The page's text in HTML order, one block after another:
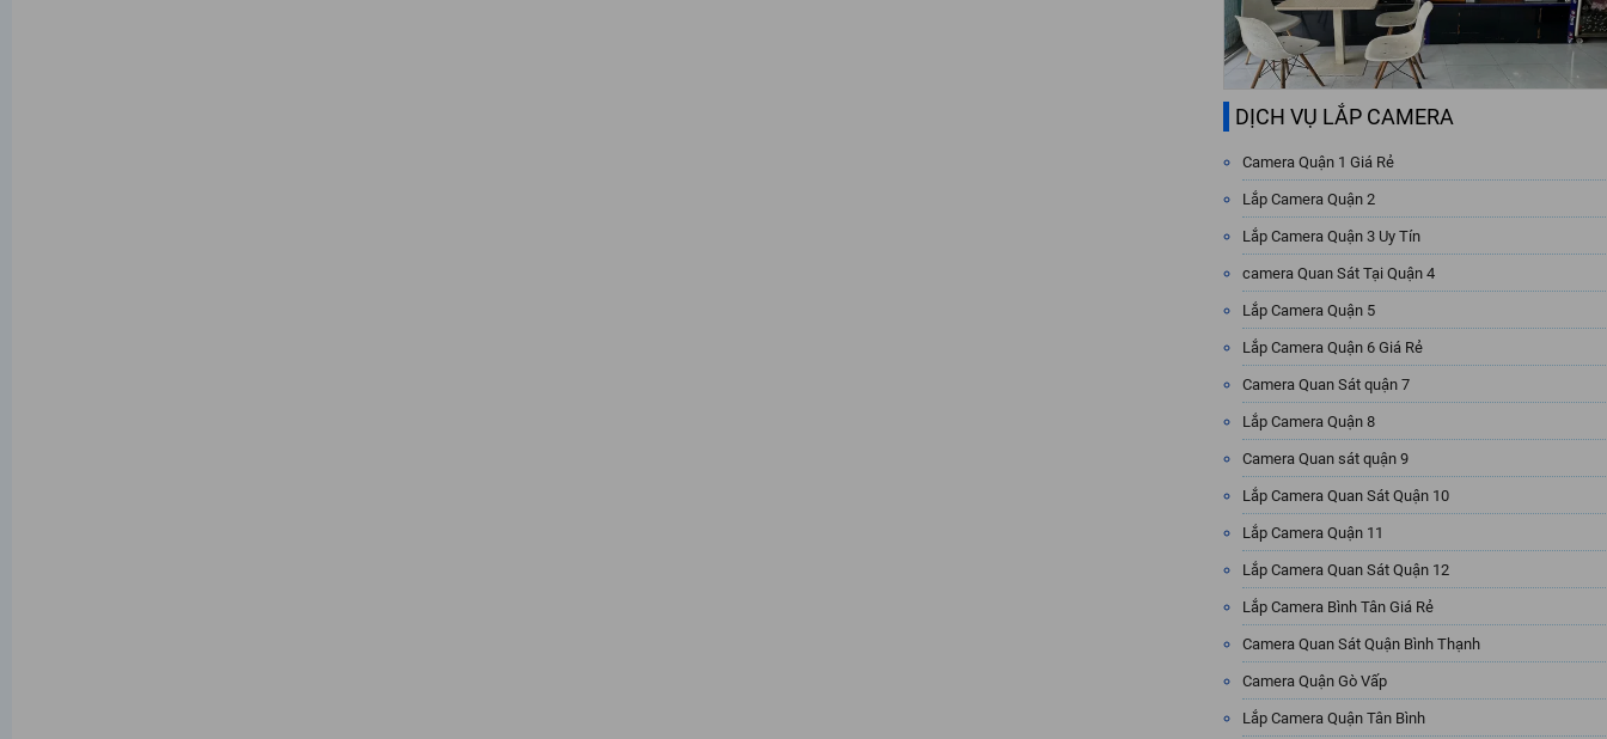
DỊCH VỤ LẮP CAMERA
Camera Quận 1 Giá Rẻ
Lắp Camera Quận 2
Lắp Camera Quận 3 Uy Tín
camera Quan Sát Tại Quận 4
Lắp Camera Quận 5
Lắp Camera Quận 6 Giá Rẻ
Camera Quan Sát quận 7
Lắp Camera Quận 8
Camera Quan sát quận 9
Lắp Camera Quan Sát Quận 10
Lắp Camera Quận 11
Lắp Camera Quan Sát Quận 12
Lắp Camera Bình Tân Giá Rẻ
Camera Quan Sát Quận Bình Thạnh
Camera Quận Gò Vấp
Lắp Camera Quận Tân Bình